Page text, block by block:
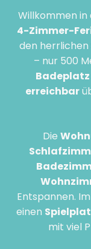
Willkommen
4-Zimmer-
den herrlichen
– nur 500
Badeplatz
erreichbar
Die
Entspannen.
einen
mit viel